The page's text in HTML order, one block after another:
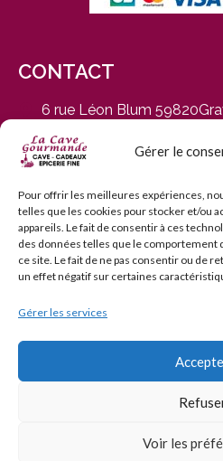
Gérer le
Pour offrir les meilleures expériences,
telles que les cookies pour stocker et/ou
appareils. Le fait de consentir à ces
des données telles que le comportement
ce site. Le fait de ne pas consentir ou de
un effet négatif sur certaines
Gérer les services
Voir les
CONTACT
6 rue Léon Blum
du Mardi au Samedi, de
19h
03 28 65 01 92
www.cavegourmande.fr
L’ABUS D’ALCOOL EST
CONSOMMER AVEC
VENTE AUX MINEURS
© 2006–2026 La Cave